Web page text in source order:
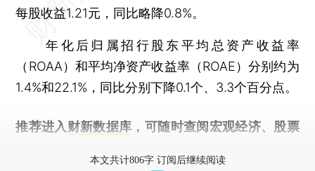
每股收益1.21元，同比略降0.8%。
年化后归属招行股东平均总资产收益率
（ROAA）和平均净资产收益率（ROAE）分别约为
1.4%和22.1%，同比分别下降0.1个、3.3个百分点。
推荐进入 财新数据库 ，可随时查阅宏观经济、股票
本文共计806字 订阅后继续阅读